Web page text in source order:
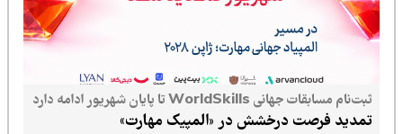
ثبت‌نام مسابقات جهانی WorldSkills تا پایان شهریور ادامه دارد
تمدید فرصت درخشش در «المپیک مهارت»